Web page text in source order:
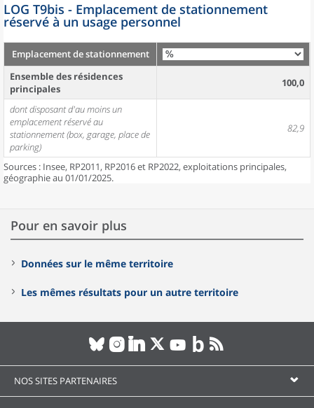
LOG T9bis - Emplacement de stationnement
réservé à un usage personnel
Emplacement de stationnement
Ensemble des résidences
principales
100,0
dont disposant d'au moins un
emplacement réservé au
stationnement (box, garage, place de
parking)
82,9
Sources : Insee, RP2011, RP2016 et RP2022, exploitations principales,
géographie au 01/01/2025.
Pour en savoir plus
Données sur le même territoire
Les mêmes résultats pour un autre territoire
NOS SITES PARTENAIRES